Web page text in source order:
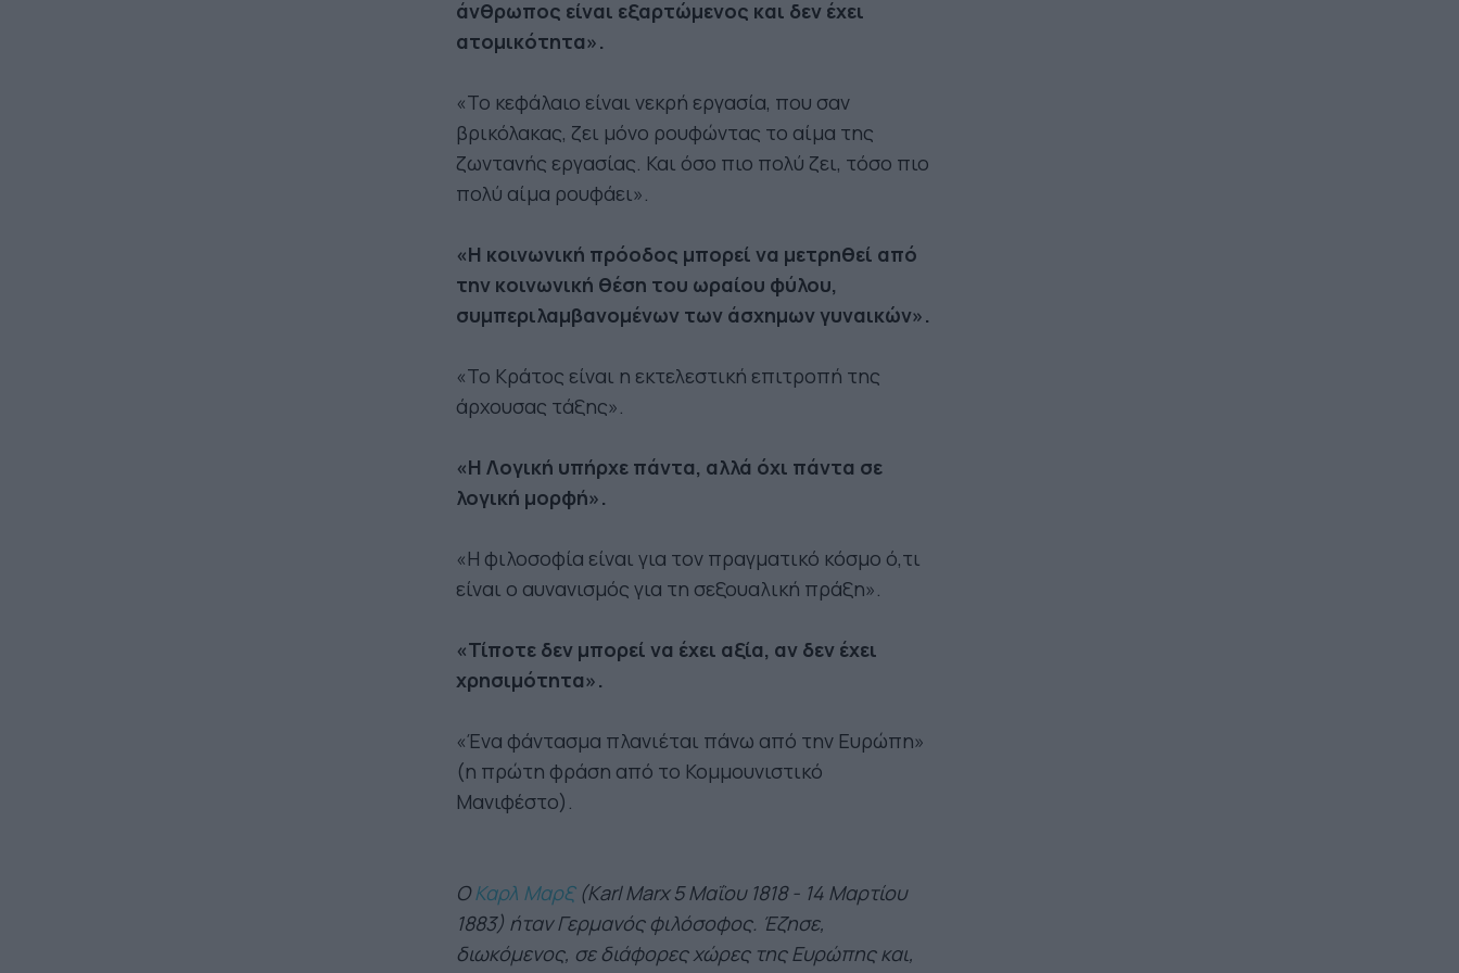
άνθρωπος είναι εξαρτώμενος και δεν έχει
ατομικότητα».
«Το κεφάλαιο είναι νεκρή εργασία, που σαν
βρικόλακας, ζει μόνο ρουφώντας το αίμα της
ζωντανής εργασίας. Και όσο πιο πολύ ζει, τόσο πιο
πολύ αίμα ρουφάει».
«Η κοινωνική πρόοδος μπορεί να μετρηθεί από
την κοινωνική θέση του ωραίου φύλου,
συμπεριλαμβανομένων των άσχημων γυναικών».
«Το Κράτος είναι η εκτελεστική επιτροπή της
άρχουσας τάξης».
«Η Λογική υπήρχε πάντα, αλλά όχι πάντα σε
λογική μορφή».
«Η φιλοσοφία είναι για τον πραγματικό κόσμο ό,τι
είναι ο αυνανισμός για τη σεξουαλική πράξη».
«Τίποτε δεν μπορεί να έχει αξία, αν δεν έχει
χρησιμότητα».
«Ένα φάντασμα πλανιέται πάνω από την Ευρώπη»
(η πρώτη φράση από το Κομμουνιστικό
Μανιφέστο).
ΟΚαρλ Μαρξ(Karl Marx 5 Μαΐου 1818 - 14 Μαρτίου
1883) ήταν Γερμανός φιλόσοφος. Έζησε,
διωκόμενος, σε διάφορες χώρες της Ευρώπης και,